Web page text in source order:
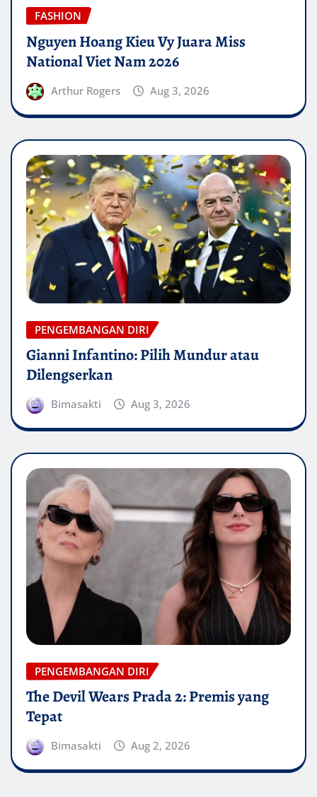
FASHION
Nguyen Hoang Kieu Vy Juara Miss
National Viet Nam 2026
Arthur Rogers Aug 3, 2026
PENGEMBANGAN DIRI
Gianni Infantino: Pilih Mundur atau
Dilengserkan
Bimasakti Aug 3, 2026
PENGEMBANGAN DIRI
The Devil Wears Prada 2: Premis yang
Tepat
Bimasakti Aug 2, 2026